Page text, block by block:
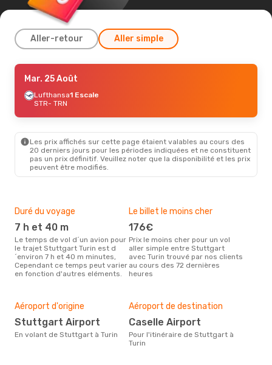
Aller-retour Aller simple
Mar. 25 Août
Lufthansa1 Escale
STR- TRN
TRN- STR
Mar. 25 Août
Lufthansa1 Escale
STR- TRN
Les prix affichés sur cette page étaient valables au cours des
20 derniers jours pour les périodes indiquées et ne constituent
pas un prix définitif. Veuillez noter que la disponibilité et les prix
peuvent être modifiés.
Duré du voyage
7 h et 40 m
Le temps de vol d´un avion pour
le trajet Stuttgart Turin est d
´environ 7 h et 40 m minutes,
Cependant ce temps peut varier
en fonction d'autres eléments.
Le billet le moins cher
176€
Prix le moins cher pour un vol
aller simple entre Stuttgart
avec Turin trouvé par nos clients
au cours des 72 dernières
heures
Aéroport d'origine
Stuttgart Airport
En volant de Stuttgart à Turin
Aéroport de destination
Caselle Airport
Pour l'itinéraire de Stuttgart à
Turin